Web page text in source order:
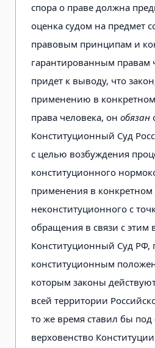
спора о праве должна
оценка судом на предмет
правовым принципам и
гарантированным правам
придет к выводу, что
применению в
права человека, он обязан
Конституционный Суд
с целью возбуждения
конституционного
применения в конкретном
неконституционного с
обращения в связи с этим
Конституционный Суд РФ,
конституционным
которым законы
всей территории
то же время ставил бы
верховенство